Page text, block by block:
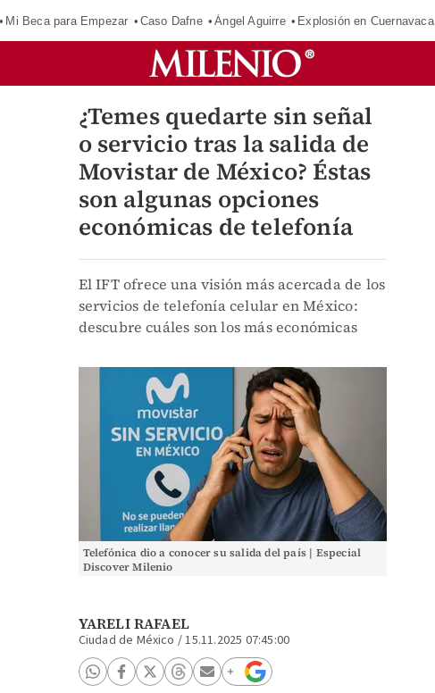
Mi Beca para Empezar Caso Dafne Ángel Aguirre Explosión en Cuernavaca
¿Temes quedarte sin señal
o servicio tras la salida de
Movistar de México? Éstas
son algunas opciones
económicas de telefonía
El IFT ofrece una visión más acercada de los
servicios de telefonía celular en México:
descubre cuáles son los más económicas
Telefónica dio a conocer su salida del país | Especial
Discover Milenio
YARELI RAFAEL
Ciudad de México /15.11.2025 07:45:00